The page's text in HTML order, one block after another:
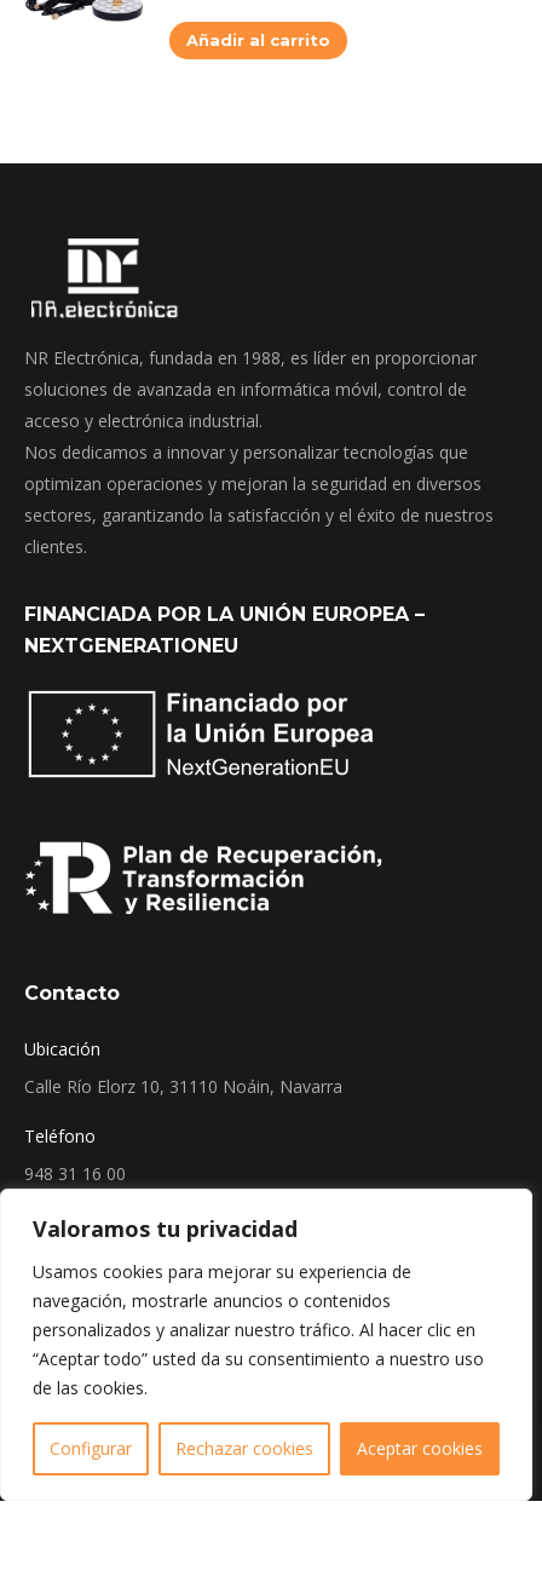
Valoramos tu privacidad
Usamos cookies para mejorar su experiencia de
navegación, mostrarle anuncios o contenidos
personalizados y analizar nuestro tráfico. Al hacer clic en
“Aceptar todo” usted da su consentimiento a nuestro uso
de las cookies.
Configurar Rechazar cookies Aceptar cookies
Añadir al carrito
NR Electrónica, fundada en 1988, es líder en proporcionar
soluciones de avanzada en informática móvil, control de
acceso y electrónica industrial.
Nos dedicamos a innovar y personalizar tecnologías que
optimizan operaciones y mejoran la seguridad en diversos
sectores, garantizando la satisfacción y el éxito de nuestros
clientes.
FINANCIADA POR LA UNIÓN EUROPEA –
NEXTGENERATIONEU
Contacto
Ubicación
Calle Río Elorz 10, 31110 Noáin, Navarra
Teléfono
948 31 16 00
Mail
admin@nrelectronica.com
Encuéntranos en:
Facebook
page
opens
in
new
Linkedin
page
opens
in
new
Instagram
page
opens
in
new
Sellos